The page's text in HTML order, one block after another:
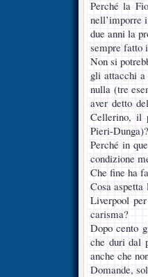
Perché la
nell’imporre
due anni la
sempre fatto
Non si
gli attacchi
nulla (tre
aver detto
Cellerino, il
Pieri-Dunga)?
Perché in
condizione
Che fine ha
Cosa
Liverpool
carisma?
Dopo cento
che duri dal
anche che
Domande,